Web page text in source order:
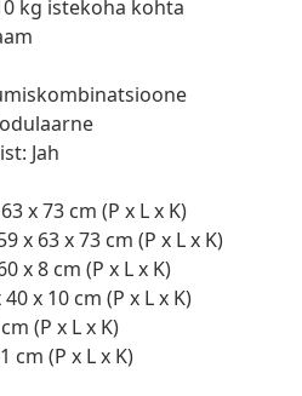
kg istekoha kohta
Jah
x 73 cm (P x L x K)
x 63 x 73 cm (P x L x K)
x 8 cm (P x L x K)
x 10 cm (P x L x K)
(P x L x K)
cm (P x L x K)